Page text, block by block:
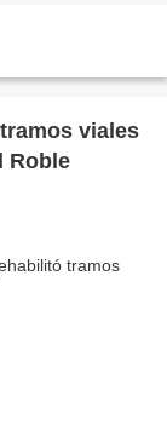
viales
Roble